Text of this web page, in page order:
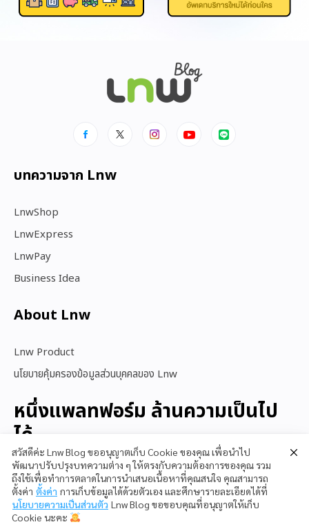
บทความจาก Lnw
LnwShop
LnwExpress
LnwPay
Business Idea
About Lnw​
Lnw Product
นโยบายคุ้มครองข้อมูลส่วนบุคคลของ Lnw
หนึ่งแพลทฟอร์ม ล้านความเป็นไป
ได้
สนใจใช้ LnwShop
สวัสดีค่ะ Lnw Blog ขออนุญาตเก็บ Cookie ของคุณ เพื่อนำไป
พัฒนาปรับปรุงบทความต่าง ๆ ให้ตรงกับความต้องการของคุณ รวม
ถึงใช้เพื่อทำการตลาดในการนำเสนอเนื้อหาที่คุณสนใจ คุณสามารถ
ตั้งค่า ตั้งค่า การเก็บข้อมูลได้ด้วยตัวเอง และศึกษารายละเอียดได้ที่
นโยบายความเป็นส่วนตัว Lnw Blog ขอขอบคุณที่อนุญาตให้เก็บ
Cookie นะคะ